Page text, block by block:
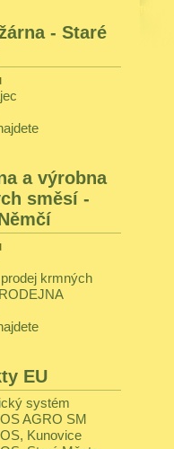
- Staré
a výrobna
směsí -
krmných
EU
systém
AGRO SM
Kunovice